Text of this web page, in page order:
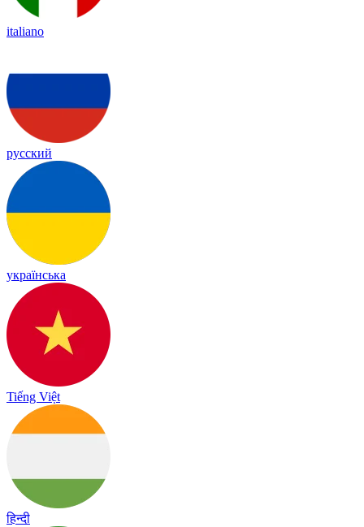
italiano
русский
українська
Tiếng Việt
हिन्दी